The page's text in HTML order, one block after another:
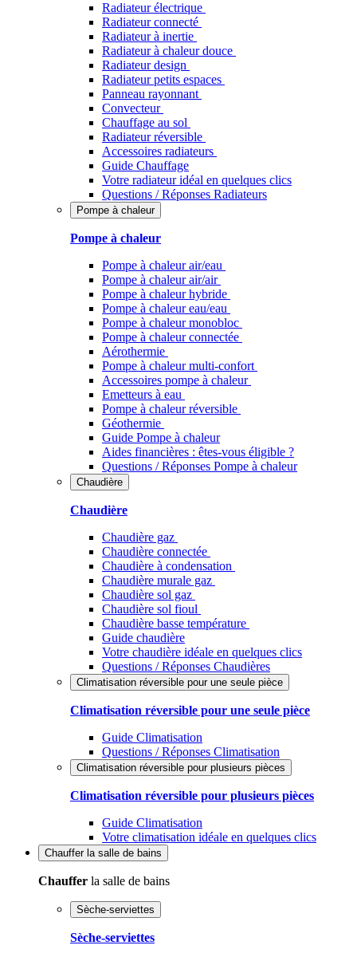
Radiateur électrique
Radiateur connecté
Radiateur à inertie
Radiateur à chaleur douce
Radiateur design
Radiateur petits espaces
Panneau rayonnant
Convecteur
Chauffage au sol
Radiateur réversible
Accessoires radiateurs
Guide Chauffage
Votre radiateur idéal en quelques clics
Questions / Réponses Radiateurs
Pompe à chaleur
Pompe à chaleur
Pompe à chaleur air/eau
Pompe à chaleur air/air
Pompe à chaleur hybride
Pompe à chaleur​ eau/eau
Pompe à chaleur monobloc
Pompe à chaleur connectée
Aérothermie
Pompe à chaleur multi-confort
Accessoires pompe à chaleur
Emetteurs à eau
Pompe à chaleur réversible
Géothermie
Guide Pompe à chaleur
Aides financières : êtes-vous éligible ?
Questions / Réponses Pompe à chaleur
Chaudière
Chaudière
Chaudière gaz
Chaudière connectée
Chaudière à condensation
Chaudière murale gaz
Chaudière sol gaz
Chaudière sol fioul
Chaudière basse température
Guide chaudière
Votre chaudière idéale en quelques clics
Questions / Réponses Chaudières
Climatisation réversible pour une seule pièce
Climatisation réversible pour une seule pièce
Guide Climatisation
Questions / Réponses Climatisation
Climatisation réversible pour plusieurs pièces
Climatisation réversible pour plusieurs pièces
Guide Climatisation
Votre climatisation idéale en quelques clics
Chauffer la salle de bains
Chauffer la salle de bains
Sèche-serviettes
Sèche-serviettes